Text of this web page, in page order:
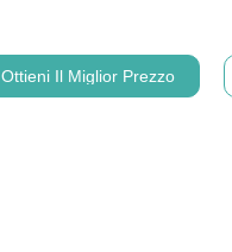
Ottieni Il Miglior Prezzo